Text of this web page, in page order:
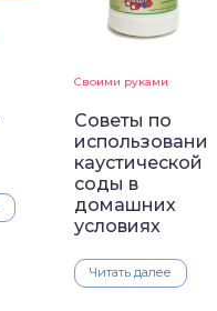
Своими руками
Советы по
каустической
соды в
домашних
условиях
Читать далее